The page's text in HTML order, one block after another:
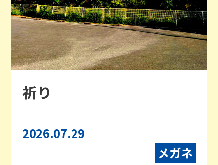
祈り
2026.07.29
メガネ